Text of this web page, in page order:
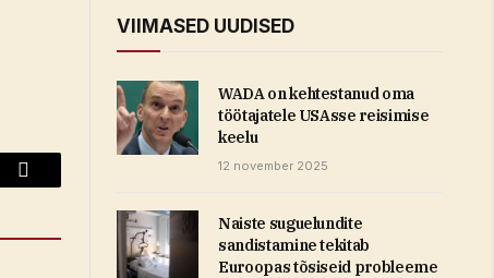
Email
VIIMASED UUDISED
WADA on kehtestanud oma
töötajatele USAsse reisimise
keelu
12 november 2025
Naiste suguelundite
sandistamine tekitab
Euroopas tõsiseid probleeme